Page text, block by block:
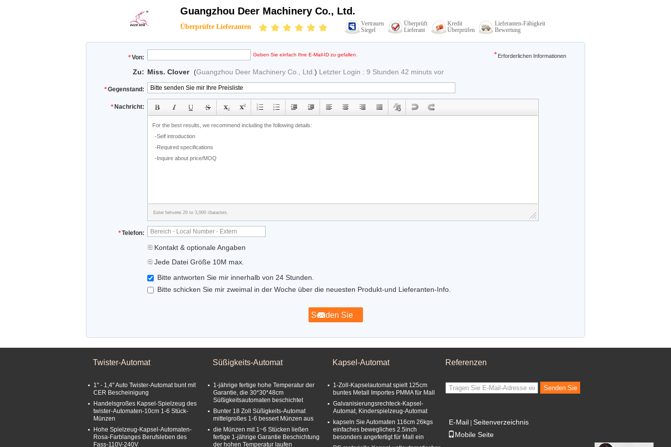
Guangzhou Deer Machinery Co., Ltd.
Überprüfte Lieferanten
Vertrauen
Siegel
Überprüft
Lieferant
Kredit
Überprüfen
Lieferanten-Fähigkeit
Bewertung
Von: Geben Sie einfach Ihre E-Mail-ID zu gefallen. Erforderlichen Informationen
Zu: Miss. Clover (Guangzhou Deer Machinery Co., Ltd. ) Letzter Login : 9 Stunden 42 minuts vor
Gegenstand:
Nachricht:
Enter between 20 to 3,000 characters.
Telefon:
Kontakt & optionale Angaben
Jede Datei Größe 10M max.
Bitte antworten Sie mir innerhalb von 24 Stunden.
Bitte schicken Sie mir zweimal in der Woche über die neuesten Produkt-und Lieferanten-Info.
Twister-Automat
1" - 1,4" Auto Twister-Automat bunt mit
CER Bescheinigung
Handelsgroßes Kapsel-Spielzeug des
twister-Automaten-10cm 1-6 Stück-
Münzen
Hohe Spielzeug-Kapsel-Automaten-
Rosa-Farblanges Berufsleben des
Fass-110V-240V
Süßigkeits-Automat
1-jährige fertige hohe Temperatur der
Garantie, die 30*30*48cm
Süßigkeitsautomaten beschichtet
Bunter 18 Zoll Süßigkeits-Automat
mittelgroßes 1-6 bessert Münzen aus
die Münzen mit 1~6 Stücken ließen
fertige 1-jährige Garantie Beschichtung
der hohen Temperatur laufen
Kapsel-Automat
1-Zoll-Kapselautomat spielt 125cm
buntes Metall Importes PMMA für Mall
Galvanisierungsrechteck-Kapsel-
Automat, Kinderspielzeug-Automat
kapseln Sie Automaten 116cm 26kgs
einfaches bewegliches 2.5inch
besonders angefertigt für Mall ein
Referenzen
Senden Sie
E-Mail Seitenverzeichnis
Mobile Seite